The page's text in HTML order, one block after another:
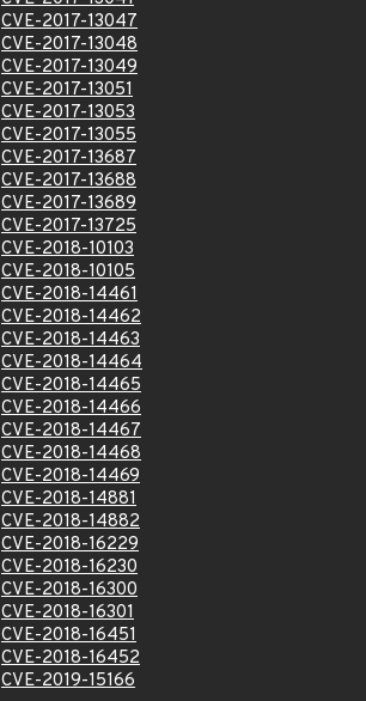
CVE-2017-13047
CVE-2017-13048
CVE-2017-13049
CVE-2017-13051
CVE-2017-13053
CVE-2017-13055
CVE-2017-13687
CVE-2017-13688
CVE-2017-13689
CVE-2017-13725
CVE-2018-10103
CVE-2018-10105
CVE-2018-14461
CVE-2018-14462
CVE-2018-14463
CVE-2018-14464
CVE-2018-14465
CVE-2018-14466
CVE-2018-14467
CVE-2018-14468
CVE-2018-14469
CVE-2018-14881
CVE-2018-14882
CVE-2018-16229
CVE-2018-16230
CVE-2018-16300
CVE-2018-16301
CVE-2018-16451
CVE-2018-16452
CVE-2019-15166